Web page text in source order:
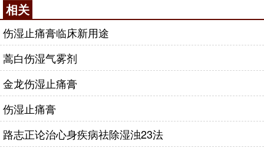
相关
伤湿止痛膏临床新用途
蒿白伤湿气雾剂
金龙伤湿止痛膏
伤湿止痛膏
路志正论治心身疾病祛除湿浊23法